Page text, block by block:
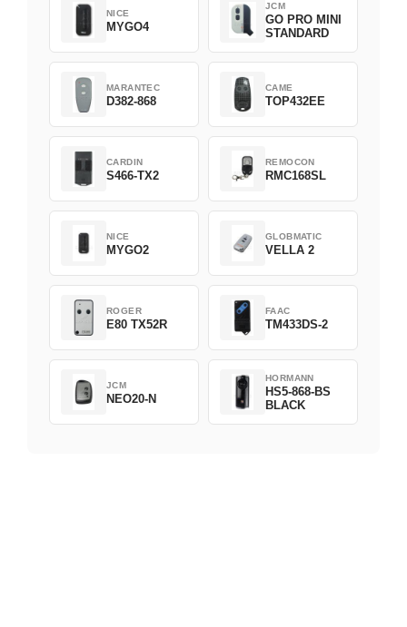
NICE
MYGO4
JCM
GO PRO MINI
STANDARD
MARANTEC
D382-868
CAME
TOP432EE
CARDIN
S466-TX2
REMOCON
RMC168SL
NICE
MYGO2
GLOBMATIC
VELLA 2
ROGER
E80 TX52R
FAAC
TM433DS-2
JCM
NEO20-N
HORMANN
HS5-868-BS
BLACK